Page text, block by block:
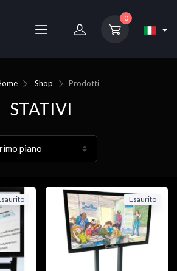
0
Shop Prodotti
STATIVI
Esaurito